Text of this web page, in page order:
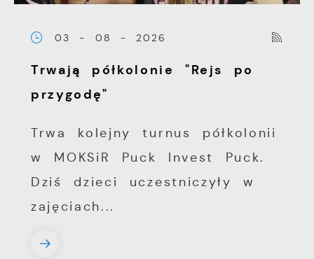
03 - 08 - 2026
Trwają półkolonie "Rejs po
przygodę"
Trwa kolejny turnus półkolonii
w MOKSiR Puck Invest Puck.
Dziś dzieci uczestniczyły w
zajęciach...